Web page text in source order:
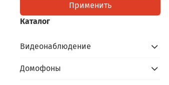
Применить
Каталог
Видеонаблюдение
Домофоны